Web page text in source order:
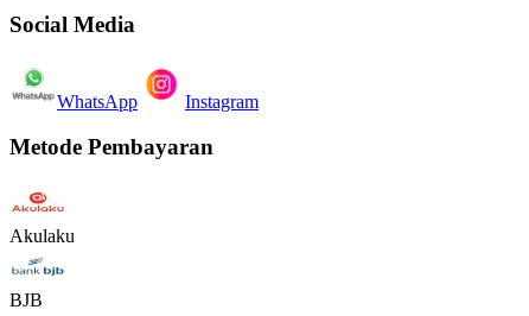
Social Media
WhatsApp Instagram
Metode Pembayaran
Akulaku
BJB